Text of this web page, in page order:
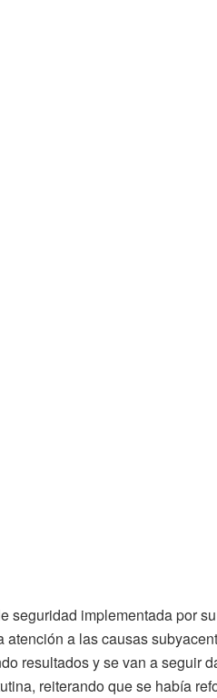
seguridad implementada por
atención a las causas
resultados y se van a seguir
reiterando que se había